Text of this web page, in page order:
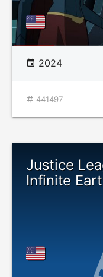
2024
441497
Justice
Infinite